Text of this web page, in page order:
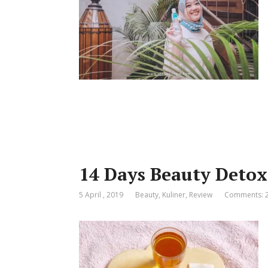
14 Days Beauty
5 April , 2019 Beauty, Kuliner, Review Comments: